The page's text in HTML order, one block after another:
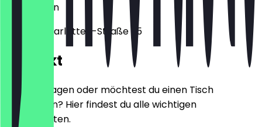
Berlin
Sophie-Charlotten-Straße 35
Kontakt
Hast du Fragen oder möchtest du einen Tisch
reservieren? Hier findest du alle wichtigen
Kontaktdaten.